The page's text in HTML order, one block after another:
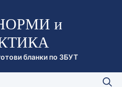
и
бланки по ЗБУТ